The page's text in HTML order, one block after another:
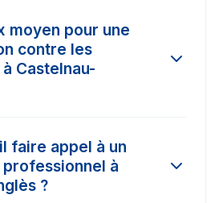
moyen pour une
contre les
Castelnau-
de l'infestation et la
moyenne, les prix
varient entre 150€ et
faire appel à un
à
?